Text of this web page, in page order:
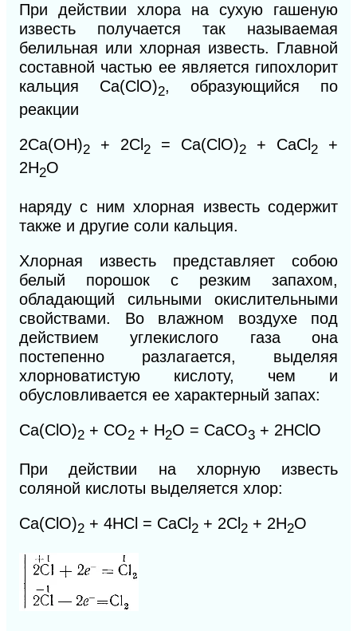
При действии хлора на сухую гашеную
известь получается так называемая
белильная или хлорная известь. Главной
составной частью ее является гипохлорит
кальция Са(СlO)2, образующийся по
реакции
2Ca(OH)2 + 2Сl 2 = Са(СlO)2 + СаСl 2 +
2Н2O
наряду с ним хлорная известь содержит
также и другие соли кальция.
Хлорная известь представляет собою
белый порошок с резким запахом,
обладающий сильными окислительными
свойствами. Во влажном воздухе под
действием углекислого газа она
постепенно разлагается, выделяя
хлорноватистую кислоту, чем и
обусловливается ее характерный запах:
Са(СlO)2 + СО2 + Н2O = CaCO3 + 2НСlO
При действии на хлорную известь
соляной кислоты выделяется хлор:
Са(СlO)2 + 4HCl = СаСl 2 + 2Сl 2 + 2Н2O